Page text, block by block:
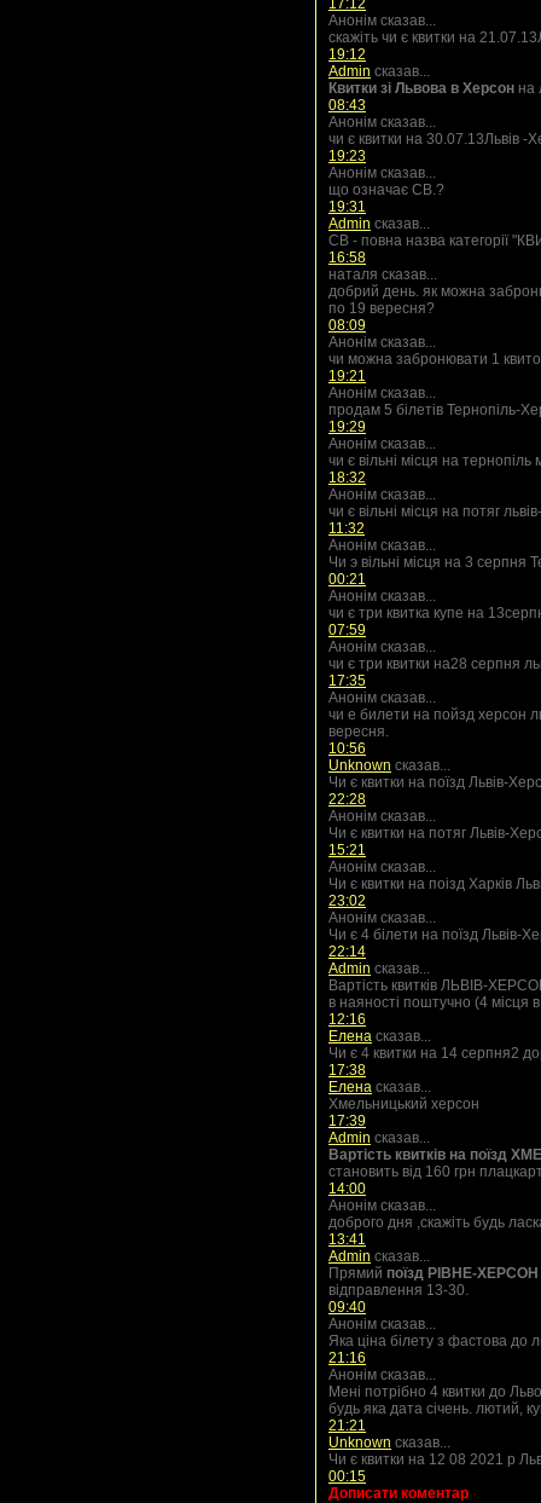
17:12
Анонім сказав...
скажіть чи є квитки на
19:12
Admin сказав...
Квитки зі Львова в Херсон на
08:43
Анонім сказав...
чи є квитки на 30.07.13Львів -
19:23
Анонім сказав...
що означає СВ.?
19:31
Admin сказав...
СВ - повна назва категорії
16:58
наталя сказав...
добрий день. як можна
по 19 вересня?
08:09
Анонім сказав...
чи можна забронювати 1
19:21
Анонім сказав...
продам 5 білетів Тернопіль-
19:29
Анонім сказав...
чи є вільні місця на
18:32
Анонім сказав...
чи є вільні місця на потяг
11:32
Анонім сказав...
Чи э вільні місця на 3 серпня
00:21
Анонім сказав...
чи є три квитка купе на
07:59
Анонім сказав...
чи є три квитки на28 серпня
17:35
Анонім сказав...
чи е билети на пойзд херсон
вересня.
10:56
Unknown сказав...
Чи є квитки на поїзд Львів-
22:28
Анонім сказав...
Чи є квитки на потяг Львів-
15:21
Анонім сказав...
Чи є квитки на поізд Харків
23:02
Анонім сказав...
Чи є 4 білети на поїзд Львів-
22:14
Admin сказав...
Вартість квитків ЛЬВІВ-
в наяності поштучно (4 місця
12:16
Елена сказав...
Чи є 4 квитки на 14 серпня2
17:38
Елена сказав...
Хмельницький херсон
17:39
Admin сказав...
Вартість квитків на
становить від 160 грн
14:00
Анонім сказав...
доброго дня ,скажіть будь
13:41
Admin сказав...
Прямий поїзд РІВНЕ-ХЕРСОН
відправлення 13-30.
09:40
Анонім сказав...
Яка ціна білету з фастова до
21:16
Анонім сказав...
Мені потрібно 4 квитки до
будь яка дата січень. лютий,
21:21
Unknown сказав...
Чи є квитки на 12 08 2021 р
00:15
Дописати коментар